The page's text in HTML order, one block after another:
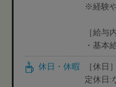
※経験
［給与
・基本
休日・休暇
［休日
定休日: